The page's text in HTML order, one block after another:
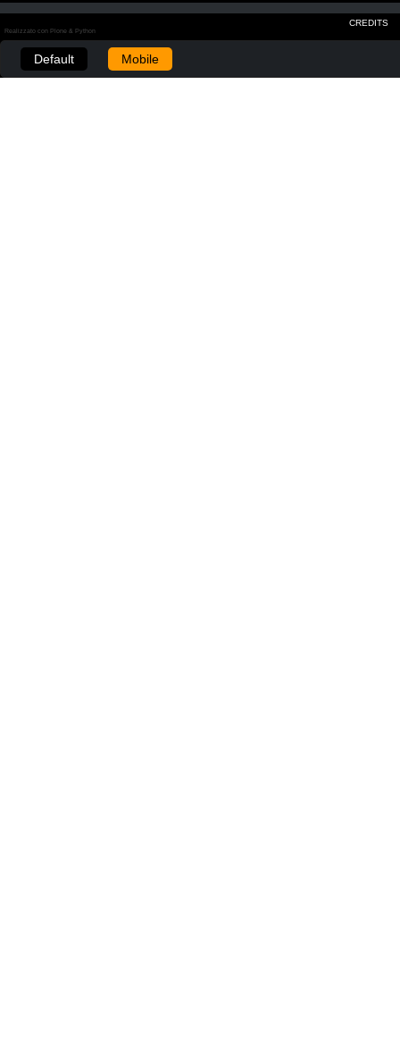
CREDITS
Realizzato con Plone & Python
Default Mobile